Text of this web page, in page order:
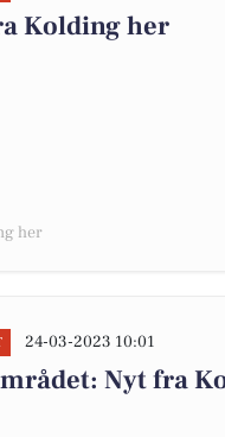
Kolding her
her
24-03-2023 10:01
Nyt fra